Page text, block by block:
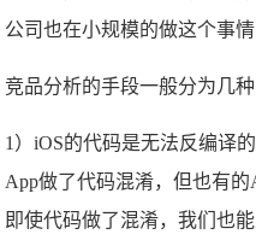
公司也在小规模的做这个事
竞品分析的手段一般分为几种
1）iOS的代码是无法反编译
App做了代码混淆，但也有的
即使代码做了混淆，我们也